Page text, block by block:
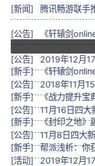
[新闻] 腾讯畅游联手
[公告] 《轩辕剑
[公告]
[公告] 2018年11月
[公告] 11月16日四大
[公告] 11月8日四大
[活动]
[新手] 《轩辕剑
[新手] 《战力提升宝
[新手] 《封印之地》
[新手] 帮派浅析：你